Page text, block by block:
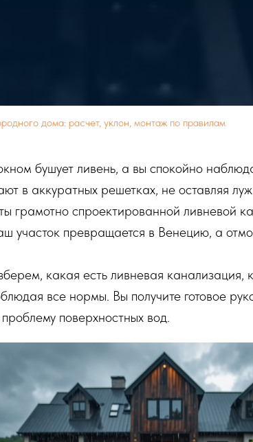
дома: расчет, уклон, монтаж по правилам
бушует ливень, а вы спокойно
в аккуратных решетках, не оставляя
грамотно спроектированной ливневой
участок превращается в Венецию, а
какая есть ливневая канализация,
все нормы. Вы получите готовое
поверхностных вод.